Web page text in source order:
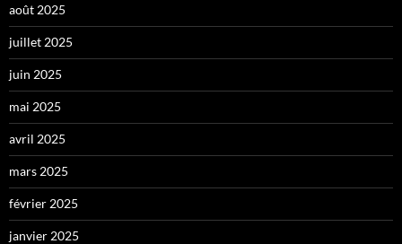
août 2025
juillet 2025
juin 2025
mai 2025
avril 2025
mars 2025
février 2025
janvier 2025